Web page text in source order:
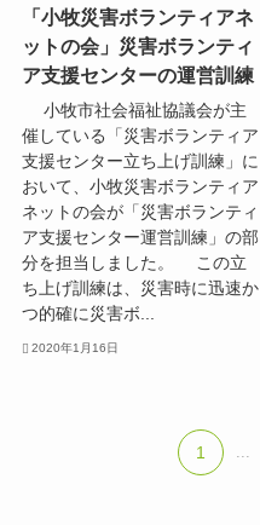
「小牧災害ボランティアネ
ットの会」災害ボランティ
ア支援センターの運営訓練
小牧市社会福祉協議会が主
催している「災害ボランティア
支援センター立ち上げ訓練」に
おいて、小牧災害ボランティア
ネットの会が「災害ボランティ
ア支援センター運営訓練」の部
分を担当しました。 この立
ち上げ訓練は、災害時に迅速か
つ的確に災害ボ...
2020年1月16日
1